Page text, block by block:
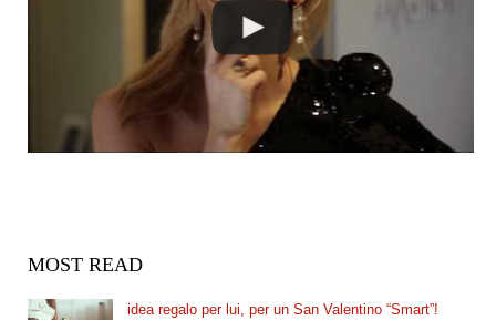
MOST READ
idea regalo per lui, per un San Valentino “Smart”!